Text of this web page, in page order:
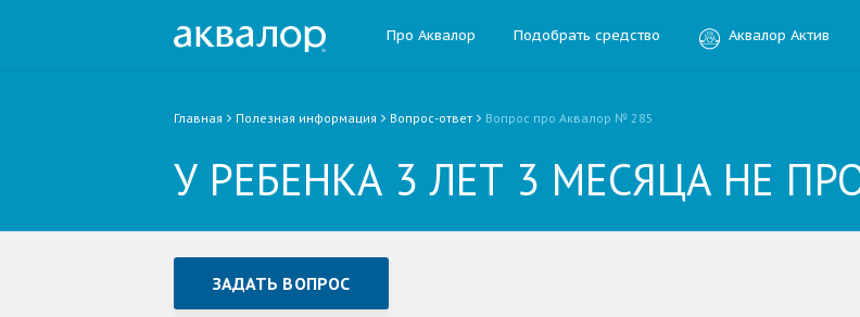
Про Аквалор Подобрать средство Аквалор Актив
Главная Полезная информация Вопрос-ответ Вопрос про Аквалор № 285
У РЕБЕНКА 3 ЛЕТ 3 МЕСЯЦА НЕ
ЗАДАТЬ ВОПРОС